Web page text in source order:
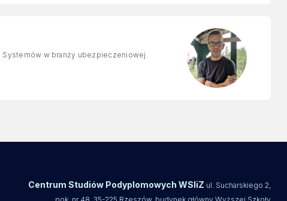
Systemów w branży ubezpieczeniowej.
Centrum Studiów Podyplomowych WSIiZ ul. Sucharskiego 2,